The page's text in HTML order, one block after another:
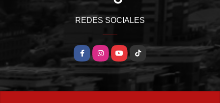
REDES SOCIALES
FacebookInstagramYouTubeTikTok